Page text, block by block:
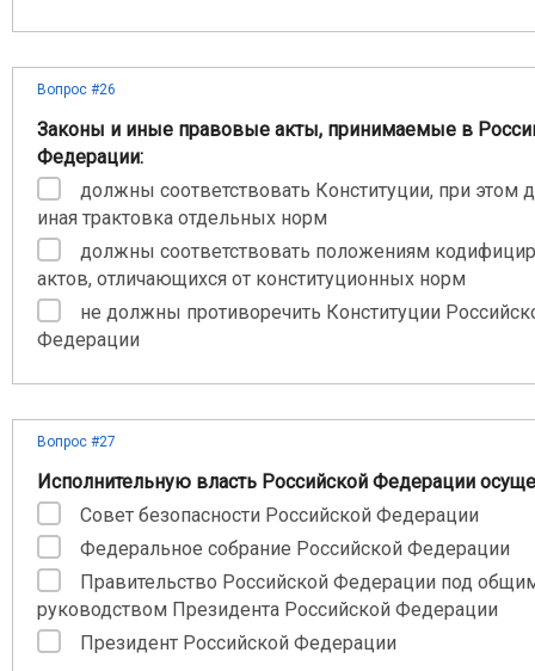
Вопрос #26
Законы и иные правовые акты, принимаемые в
Федерации:
должны соответствовать Конституции, при этом
иная трактовка отдельных норм
должны соответствовать положениям
актов, отличающихся от конституционных норм
не должны противоречить Конституции
Федерации
Вопрос #27
Исполнительную власть Российской Федерации
Совет безопасности Российской Федерации
Федеральное собрание Российской Федерации
Правительство Российской Федерации под
руководством Президента Российской Федерации
Президент Российской Федерации